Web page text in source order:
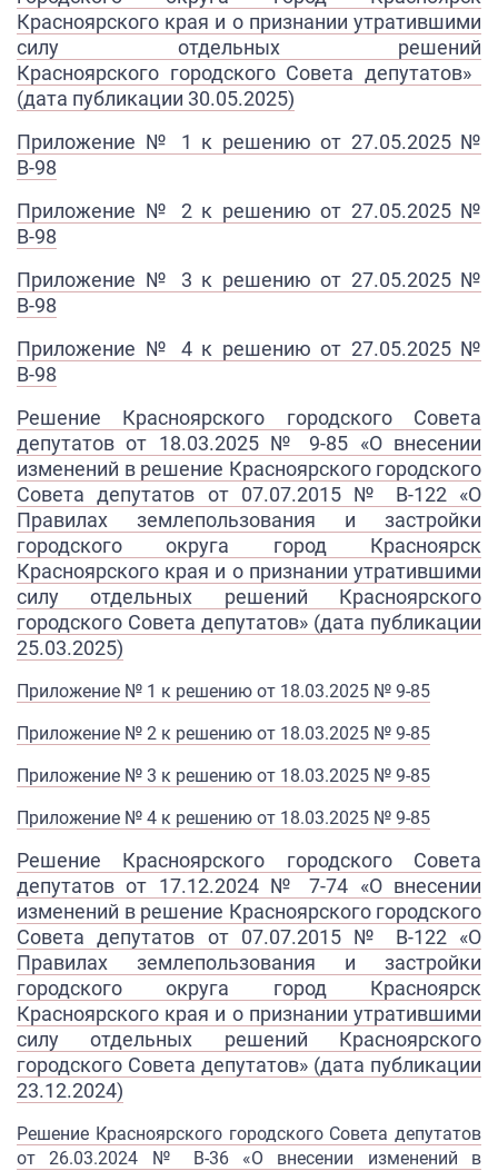
Красноярского края и о признании утратившими
силу отдельных решений
Красноярского городского Совета депутатов» ​
(дата публикации 30.05.2025)
Приложение № 1 к решению от 27.05.2025 №
В-98
Приложение № 2 к ре​шению от 27.05.2025 №
В-98
Приложение № 3 к решению от 27.05.2025 №
В-98
Приложение № 4 к решению от 27.05.2025 №
В-98
Решение Красноярского городского Совета
депутатов от 18.03.2025 № 9-85 «О внесении
изменений в решение Красноярского городского
Совета депутатов от 07.07.2015 № В-122 «О
Правилах землепользования и застройки
городского округа город Красноярск
Красноярского края и о признании утратившими
силу отдельных решений Красноярского
городского Совета депутатов» (дата публикации
25.03.2025)
Приложение № 1 к решению от 18.03.2025 № 9-85
Приложение № 2 к решению от 18.03.2025 № 9-85
Приложение № 3 к решению от 18.03.2025 № 9-85
Приложение № 4 к решению от 18.03.2025 № 9-85
Решение Красноярского городского Совета
депутатов от 17.12.2024 № 7-74 «О внесении
изменений в решение Красноярского городского
Совета депутатов от 07.07.2015 № В-122 «О
Правилах землепользования и застройки
городского округа город Красноярск
Красноярского края и о признании утратившими
силу отдельных решений Красноярского
городского Совета депутатов» (дата публикации
23.12.2024)
Решение Красноярского городского Совета депутатов
от 26.03.2024 № В-36 «О внесении изменений в